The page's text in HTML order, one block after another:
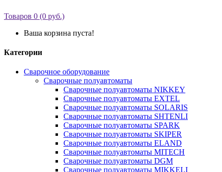
Товаров 0 (0 руб.)
Ваша корзина пуста!
Категории
Сварочное оборудование
Сварочные полуавтоматы
Сварочные полуавтоматы NIKKEY
Сварочные полуавтоматы EXTEL
Сварочные полуавтоматы SOLARIS
Сварочные полуавтоматы SHTENLI
Сварочные полуавтоматы SPARK
Сварочные полуавтоматы SKIPER
Сварочные полуавтоматы ELAND
Сварочные полуавтоматы MITECH
Сварочные полуавтоматы DGM
Сварочные полуавтоматы MIKKELI